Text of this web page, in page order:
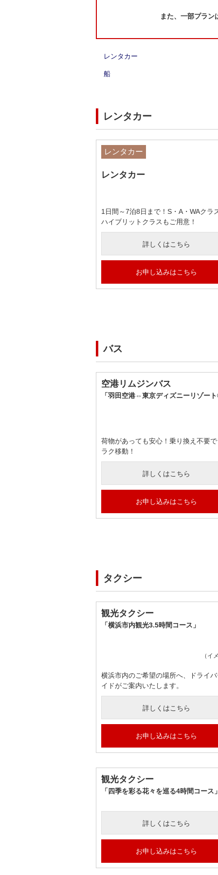
また、一部プラ
レンタカー
船
レンタカー
レンタカー
レンタカー
1日間～7泊8日まで！S・A・WAクラ
ハイブリットクラスもご用意！
詳しくはこちら
お申し込みはこちら
バス
空港リムジンバス
「羽田空港⇔東京ディズニーリゾー
荷物があっても安心！乗り換え不要
ラク移動！
詳しくはこちら
お申し込みはこちら
タクシー
観光タクシー
「横浜市内観光3.5時間コース」
（イ
横浜市内のご希望の場所へ、ドライ
イドがご案内いたします。
詳しくはこちら
お申し込みはこちら
観光タクシー
「四季を彩る花々を巡る4時間コース
詳しくはこちら
お申し込みはこちら